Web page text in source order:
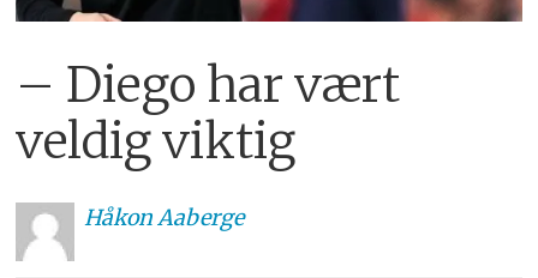
– Diego har vært
veldig viktig
HåkonAaberge